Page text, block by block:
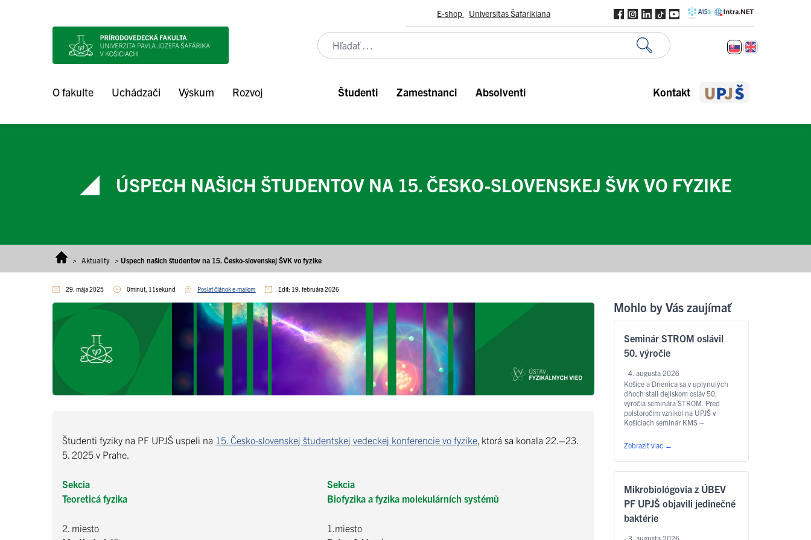
E-shop Universitas Šafarikiana
O fakulte Uchádzači Výskum Rozvoj Študenti Zamestnanci Absolventi Kontakt
ÚSPECH NAŠICH ŠTUDENTOV NA 15. ČESKO-SLOVENSKEJ ŠVK VO FYZIKE
> Aktuality > Úspech našich študentov na 15. Česko-slovenskej ŠVK vo fyzike
29. mája 2025 0minút, 11sekúnd Poslať článok e-mailom Edit: 19. februára 2026
Študenti fyziky na PF UPJŠ uspeli na 15. Česko-slovenskej študentskej vedeckej konferencie vo fyzike , ktorá sa konala 22.–23.
5. 2025 v Prahe.
Sekcia
Teoreticá fyzika
2. miesto
Sekcia
Biofyzika a fyzika molekulárních systémů
1.miesto
Mohlo by Vás zaujímať
Seminár STROM oslávil
50. výročie
- 4. augusta 2026
Košice a Drienica sa v uplynulých
dňoch stali dejiskom osláv 50.
výročia seminára STROM. Pred
polstoročím vznikol na UPJŠ v
Košiciach seminár KMS –
seminár ktorý sa v roku 1993
premenoval na STROM a stal sa
historicky prvým matematickým
seminárom v Československu. V roku
ktoré odvtedy zastrešuje nielen
seminár … Čítať ďalej
Zobraziť viac →
Mikrobiológovia z ÚBEV
PF UPJŠ objavili jedinečné
baktérie
- 3. augusta 2026